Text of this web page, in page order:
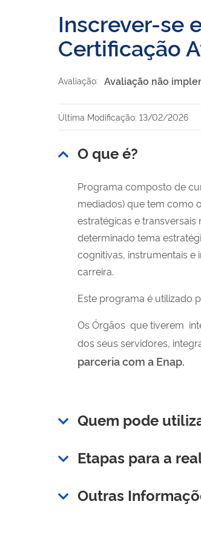
Inscrever-se
Certificação
Avaliação: Avaliação não
Última Modificação: 13/02/2026
O que é?
Programa composto de
mediados) que tem como
estratégicas etransversais
determinado tema
cognitivas, instrumentais
carreira.
Este programa é utilizado
Os Órgãos que tiverem
dos seus servidores,
parceria com a Enap.
Quem pode
Etapas para a
Outras